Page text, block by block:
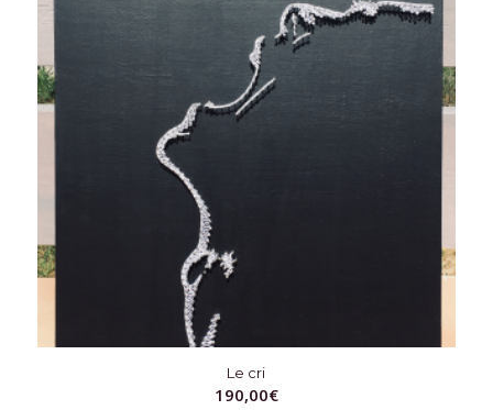
Le cri
190,00€